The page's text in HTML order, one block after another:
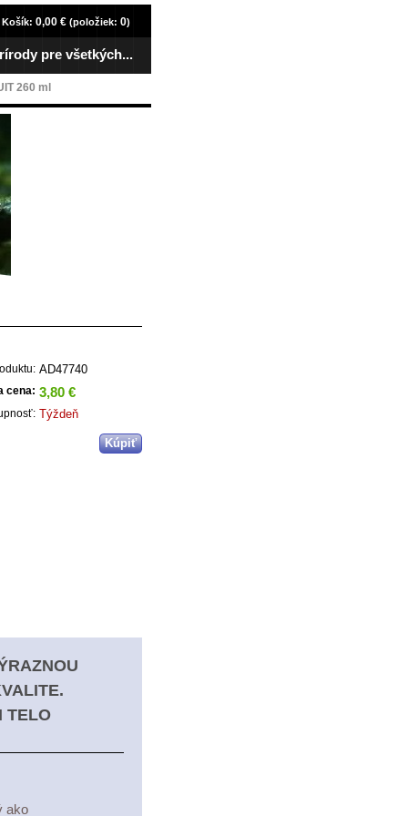
Košík: 0,00 € (položiek: 0)
pre všetkých...
260 ml
AD47740
cena: 3,80 €
Týždeň
TELO
ako